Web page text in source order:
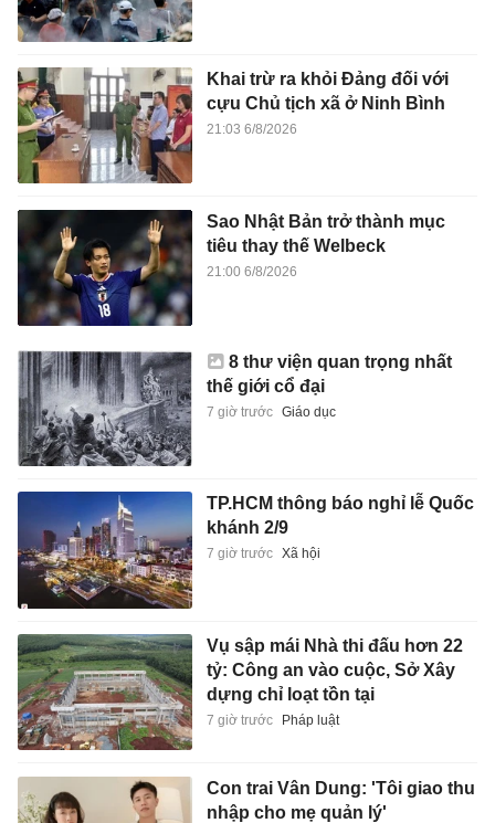
Khai trừ ra khỏi Đảng đối với
cựu Chủ tịch xã ở Ninh Bình
21:03 6/8/2026
Sao Nhật Bản trở thành mục
tiêu thay thế Welbeck
21:00 6/8/2026
8 thư viện quan trọng nhất
thế giới cổ đại
7 giờ trước Giáo dục
TP.HCM thông báo nghỉ lễ Quốc
khánh 2/9
7 giờ trước Xã hội
Vụ sập mái Nhà thi đấu hơn 22
tỷ: Công an vào cuộc, Sở Xây
dựng chỉ loạt tồn tại
7 giờ trước Pháp luật
Con trai Vân Dung: 'Tôi giao thu
nhập cho mẹ quản lý'